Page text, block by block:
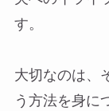
す。
大切なのは、
う方法を身に